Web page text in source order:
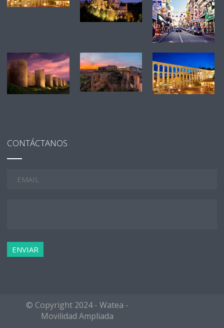
CONTÁCTANOS
© Copyright 2024 - Watea -
Movilidad Ampliada